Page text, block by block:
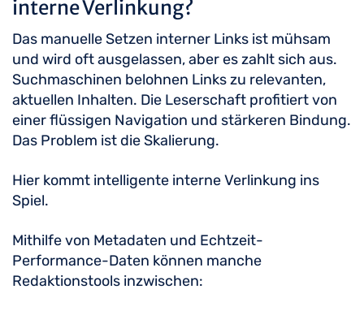
interne Verlinkung?
Das manuelle Setzen interner Links ist mühsam
und wird oft ausgelassen, aber es zahlt sich aus.
Suchmaschinen belohnen Links zu relevanten,
aktuellen Inhalten. Die Leserschaft profitiert von
einer flüssigen Navigation und stärkeren Bindung.
Das Problem ist die Skalierung.
Hier kommt intelligente interne Verlinkung ins
Spiel.
Mithilfe von Metadaten und Echtzeit-
Performance-Daten können manche
Redaktionstools inzwischen: